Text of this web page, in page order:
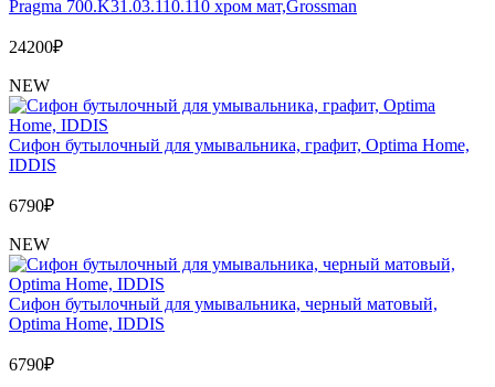
Pragma 700.K31.03.110.110 хром мат,Grossman
24200₽
NEW
Сифон бутылочный для умывальника, графит, Optima Home,
IDDIS
6790₽
NEW
Сифон бутылочный для умывальника, черный матовый,
Optima Home, IDDIS
6790₽